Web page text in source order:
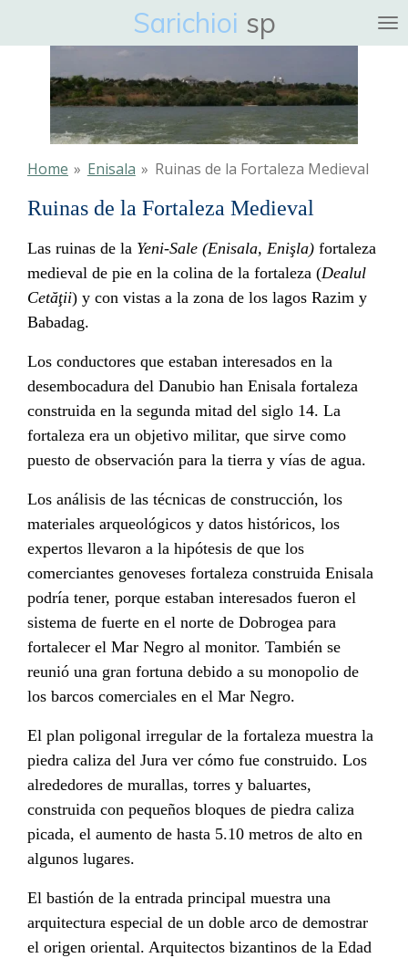
hoofdinhoud
Sarichioi sp
Home » Enisala » Ruinas de la Fortaleza Medieval
Ruinas de la Fortaleza Medieval
Las ruinas de la Yeni-Sale (Enisala, Enişla) fortaleza
medieval de pie en la colina de la fortaleza (Dealul
Cetăţii) y con vistas a la zona de los lagos Razim y
Babadag.
Los conductores que estaban interesados ​​en la
desembocadura del Danubio han Enisala fortaleza
construida en la segunda mitad del siglo 14. La
fortaleza era un objetivo militar, que sirve como
puesto de observación para la tierra y vías de agua.
Los análisis de las técnicas de construcción, los
materiales arqueológicos y datos históricos, los
expertos llevaron a la hipótesis de que los
comerciantes genoveses fortaleza construida Enisala
podría tener, porque estaban interesados ​​fueron el
sistema de fuerte en el norte de Dobrogea para
fortalecer el Mar Negro al monitor. También se
reunió una gran fortuna debido a su monopolio de
los barcos comerciales en el Mar Negro.
El plan poligonal irregular de la fortaleza muestra la
piedra caliza del Jura ver cómo fue construido. Los
alrededores de murallas, torres y baluartes,
construida con pequeños bloques de piedra caliza
picada, el aumento de hasta 5.10 metros de alto en
algunos lugares.
El bastión de la entrada principal muestra una
arquitectura especial de un doble arco de demostrar
el origen oriental. Arquitectos bizantinos de la Edad